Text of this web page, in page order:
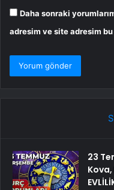
Daha sonraki
adresim ve site adresim
23